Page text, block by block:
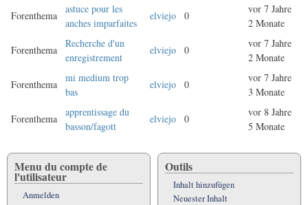
Forenthema
astuce pour les
anches imparfaites
elviejo 0
vor 7 Jahre
2 Monate
Forenthema
Recherche d'un
enregistrement
elviejo 0
vor 7 Jahre
2 Monate
Forenthema
mi medium trop
bas
elviejo 0
vor 7 Jahre
3 Monate
Forenthema
apprentissage du
basson/fagott
elviejo 0
vor 8 Jahre
5 Monate
Menu du compte de
l'utilisateur
Anmelden
Outils
Inhalt hinzufügen
Neuester Inhalt